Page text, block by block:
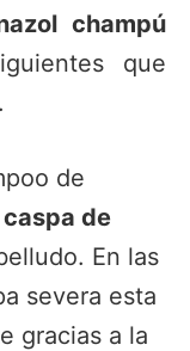
champú
que
de
de
En las
severa esta
gracias a la